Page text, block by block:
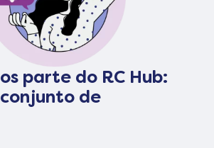
parte do RC Hub:
de